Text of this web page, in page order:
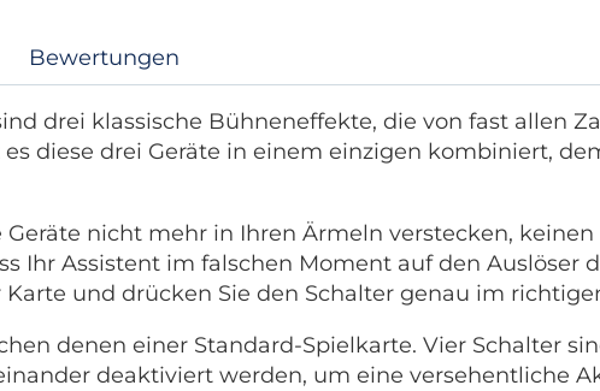
Bewertungen
drei klassische Bühneneffekte, die von fast allen
diese drei Geräte in einem einzigen kombiniert,
Geräte nicht mehr in Ihren Ärmeln verstecken,
Ihr Assistent im falschen Moment auf den Auslöser
und drücken Sie den Schalter genau im
denen einer Standard-Spielkarte. Vier Schalter
deaktiviert werden, um eine versehentliche